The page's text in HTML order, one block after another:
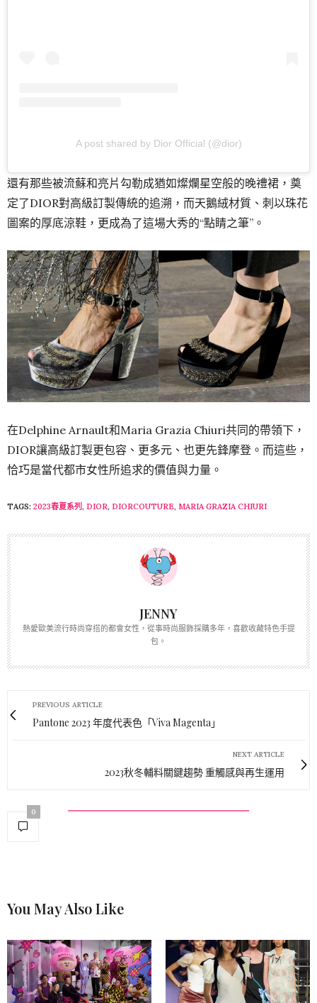
A post shared by Dior Official (@dior)
還有那些被流蘇和亮片勾勒成猶如燦爛星空般的晚禮裙，奠
定了DIOR對高級訂製傳統的追溯，而天鵝絨材質、刺以珠花
圖案的厚底涼鞋，更成為了這場大秀的“點睛之筆”。
在Delphine Arnault和Maria Grazia Chiuri共同的帶領下，
DIOR讓高級訂製更包容、更多元、也更先鋒摩登。而這些，
恰巧是當代都市女性所追求的價值與力量。
TAGS: 2023春夏系列 , DIOR, DIORCOUTURE, MARIA GRAZIA CHIURI
JENNY
熱愛歐美流行時尚穿搭的都會女性，從事時尚服飾採購多年，喜歡收藏特色手提
包。
PREVIOUS ARTICLE
Pantone 2023 年度代表色「Viva Magenta」
NEXT ARTICLE
2023秋冬輔料關鍵趨勢 重觸感與再生運用
0
You May Also Like